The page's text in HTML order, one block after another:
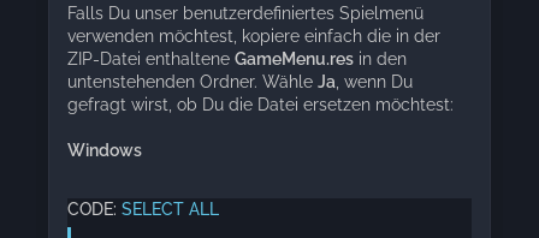
Falls Du unser benutzerdefiniertes Spielmenü
verwenden möchtest, kopiere einfach die in der
ZIP-Datei enthaltene GameMenu.res in den
untenstehenden Ordner. Wähle Ja, wenn Du
gefragt wirst, ob Du die Datei ersetzen möchtest:
Windows
CODE: SELECT ALL